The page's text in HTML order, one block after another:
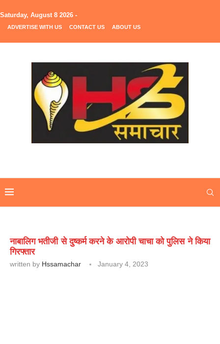
Saturday, August 8 2026 -
ADVERTISE WITH US CONTACT US ABOUT US
नाबालिग भतीजी से दुष्कर्म करने के आरोपी चाचा को पुलिस ने किया
गिरफ्तार
written by Hssamachar January 4, 2023